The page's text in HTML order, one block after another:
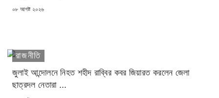
POSTED
০৮ আগষ্ট ২০২৬
রাজনীতি
জুলাই আন্দোলনে নিহত শহীদ রাব্বির কবর জিয়ারত করলেন জেলা
ছাত্রদল নেতারা ...